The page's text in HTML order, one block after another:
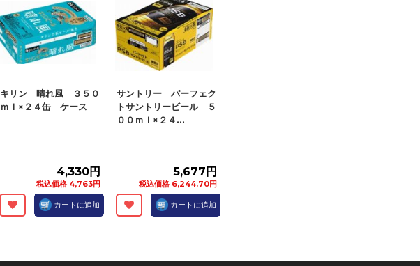
キリン 晴れ風 ３５０
ｍｌ×２４缶 ケース
4,330円
税込価格 4,763円
カートに追加
サントリー パーフェク
トサントリービール ５
００ｍｌ×２４...
5,677円
税込価格 6,244.70円
カートに追加